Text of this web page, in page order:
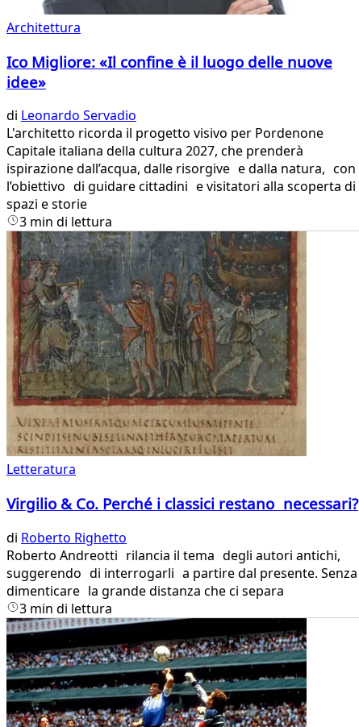
Architettura
Ico Migliore: «Il confine è il luogo delle nuove
idee»
di Leonardo Servadio
L'architetto ricorda il progetto visivo per Pordenone
Capitale italiana della cultura 2027, che prenderà
ispirazione dall’acqua, dalle risorgive e dalla natura, con
l’obiettivo di guidare cittadini e visitatori alla scoperta di
spazi e storie
3 min di lettura
Letteratura
Virgilio & Co. Perché i classici restano necessari?
di Roberto Righetto
Roberto Andreotti rilancia il tema degli autori antichi,
suggerendo di interrogarli a partire dal presente. Senza
dimenticare la grande distanza che ci separa
3 min di lettura